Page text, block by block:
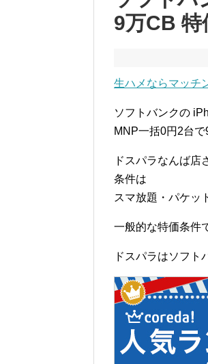
9万CB 特
生ハメならマッチ
ソフトバンクの
MNP一括0円2台で
ドスパラなんば店
条件は
スマ放題・パケッ
一般的な特価条件
ドスパラはソフト